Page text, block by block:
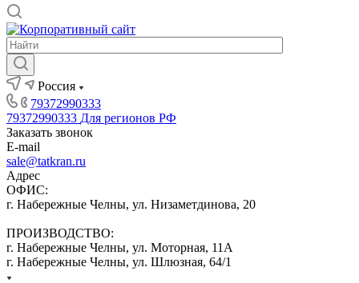
Россия
79372990333
79372990333 Для регионов РФ
Заказать звонок
E-mail
sale@tatkran.ru
Адрес
ОФИС:
г. Набережные Челны, ул. Низаметдинова, 20
ПРОИЗВОДСТВО:
г. Набережные Челны, ул. Моторная, 11А
г. Набережные Челны, ул. Шлюзная, 64/1